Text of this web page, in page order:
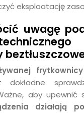
eksploatację
uwagę
dokładne
aby upewnić
działają